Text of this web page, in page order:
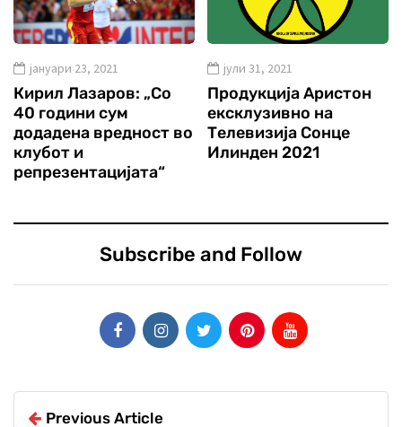
јануари 23, 2021
Кирил Лазаров: „Со
40 години сум
додадена вредност во
клубот и
репрезентацијата“
јули 31, 2021
Продукција Аристон
ексклузивно на
Телевизија Сонце
Илинден 2021
Subscribe and Follow
Previous Article